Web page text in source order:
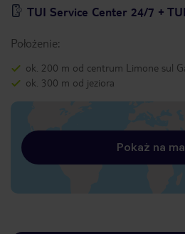
TUI Service Center 24/7 +
Położenie:
ok. 200 m od centrum Limone sul
ok. 300 m od jeziora
Pokaż na